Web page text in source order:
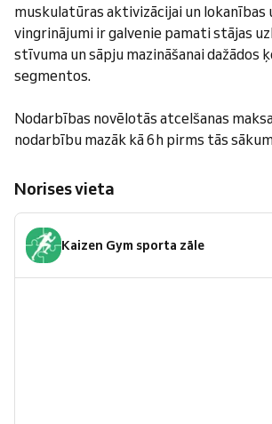
muskulatūras aktivizācijai un lokanības
vingrinājumi ir galvenie pamati stājas
stīvuma un sāpju mazināšanai dažādos
segmentos.
Nodarbības novēlotās atcelšanas
nodarbību mazāk kā 6h pirms tās
Norises vieta
Kaizen Gym sporta zāle